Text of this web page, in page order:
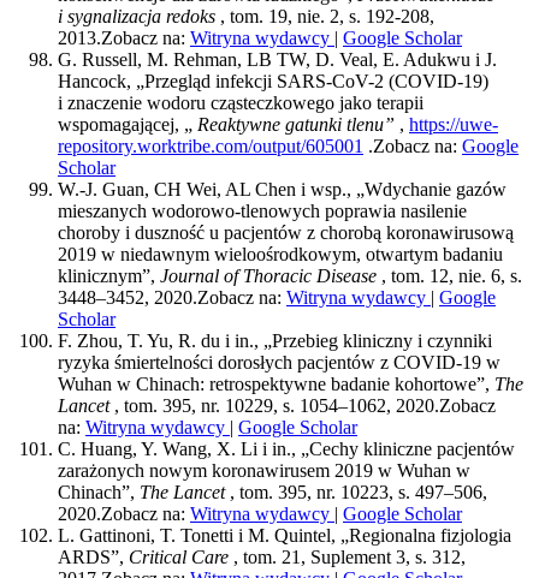
i sygnalizacja redoks , tom. 19, nie. 2, s. 192-208,
2013.Zobacz na: Witryna wydawcy | Google Scholar
G. Russell, M. Rehman, LB TW, D. Veal, E. Adukwu i J.
Hancock, „Przegląd infekcji SARS-CoV-2 (COVID-19)
i znaczenie wodoru cząsteczkowego jako terapii
wspomagającej, „ Reaktywne gatunki tlenu” , https://uwe-
repository.worktribe.com/output/605001 .Zobacz na: Google
Scholar
W.-J. Guan, CH Wei, AL Chen i wsp., „Wdychanie gazów
mieszanych wodorowo-tlenowych poprawia nasilenie
choroby i duszność u pacjentów z chorobą koronawirusową
2019 w niedawnym wieloośrodkowym, otwartym badaniu
klinicznym”, Journal of Thoracic Disease , tom. 12, nie. 6, s.
3448–3452, 2020.Zobacz na: Witryna wydawcy | Google
Scholar
F. Zhou, T. Yu, R. du i in., „Przebieg kliniczny i czynniki
ryzyka śmiertelności dorosłych pacjentów z COVID-19 w
Wuhan w Chinach: retrospektywne badanie kohortowe”, The
Lancet, tom. 395, nr. 10229, s. 1054–1062, 2020.Zobacz
na: Witryna wydawcy | Google Scholar
C. Huang, Y. Wang, X. Li i in., „Cechy kliniczne pacjentów
zarażonych nowym koronawirusem 2019 w Wuhan w
Chinach”, The Lancet, tom. 395, nr. 10223, s. 497–506,
2020.Zobacz na: Witryna wydawcy | Google Scholar
L. Gattinoni, T. Tonetti i M. Quintel, „Regionalna fizjologia
ARDS”, Critical Care , tom. 21, Suplement 3, s. 312,